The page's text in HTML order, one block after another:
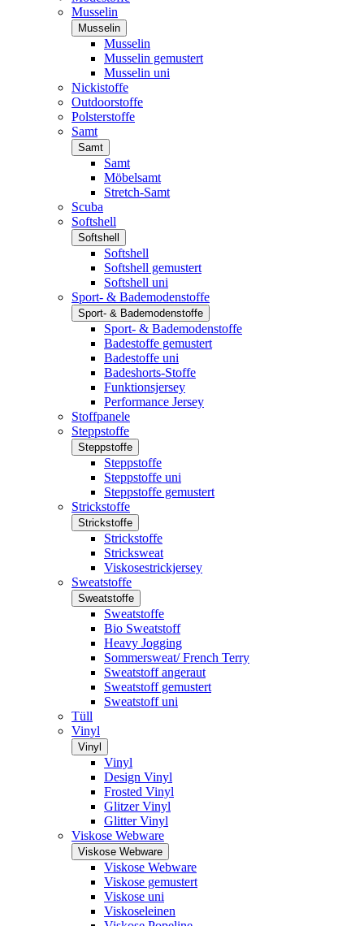
Musselin
Musselin
Musselin
Musselin gemustert
Musselin uni
Nickistoffe
Outdoorstoffe
Polsterstoffe
Samt
Samt
Samt
Möbelsamt
Stretch-Samt
Scuba
Softshell
Softshell
Softshell
Softshell gemustert
Softshell uni
Sport- & Bademodenstoffe
Sport- & Bademodenstoffe
Sport- & Bademodenstoffe
Badestoffe gemustert
Badestoffe uni
Badeshorts-Stoffe
Funktionsjersey
Performance Jersey
Stoffpanele
Steppstoffe
Steppstoffe
Steppstoffe
Steppstoffe uni
Steppstoffe gemustert
Strickstoffe
Strickstoffe
Strickstoffe
Stricksweat
Viskosestrickjersey
Sweatstoffe
Sweatstoffe
Sweatstoffe
Bio Sweatstoff
Heavy Jogging
Sommersweat/ French Terry
Sweatstoff angeraut
Sweatstoff gemustert
Sweatstoff uni
Tüll
Vinyl
Vinyl
Vinyl
Design Vinyl
Frosted Vinyl
Glitzer Vinyl
Glitter Vinyl
Viskose Webware
Viskose Webware
Viskose Webware
Viskose gemustert
Viskose uni
Viskoseleinen